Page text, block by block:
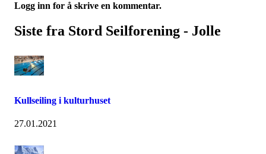
Logg inn for å skrive en kommentar.
Siste fra Stord Seilforening - Jolle
Kullseiling i kulturhuset
27.01.2021